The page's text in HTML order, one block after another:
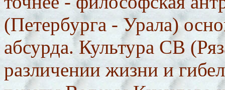
(Петербурга - Урала)
абсурда. Культура СВ
различении жизни и